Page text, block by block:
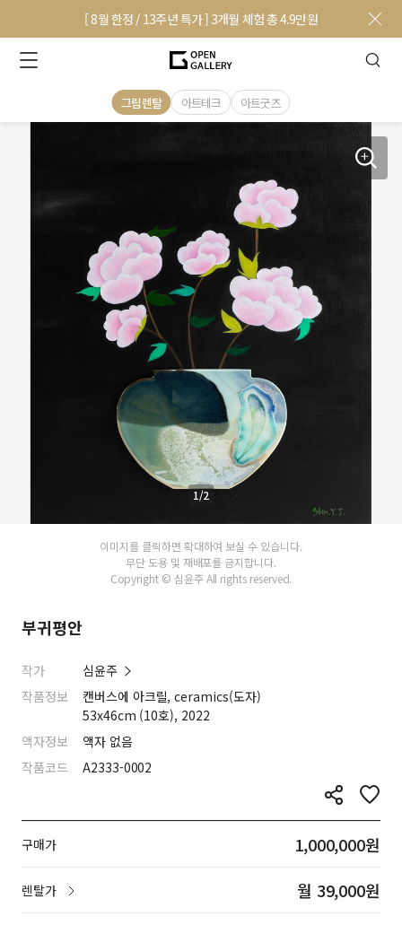
[ 8월 한정 / 13주년 특가 ] 3개월 체험 총 4.9만원
그림렌탈 아트테크 아트굿즈
1/2
이미지를 클릭하면 확대하여 보실 수 있습니다.
무단 도용 및 재배포를 금지합니다.
Copyright © 심윤주 All rights reserved.
부귀평안
작가
심윤주
작품정보
캔버스에 아크릴, ceramics(도자)
53x46cm (10호), 2022
액자정보
액자 없음
작품코드
A2333-0002
구매가 1,000,000원
렌탈가 월 39,000원